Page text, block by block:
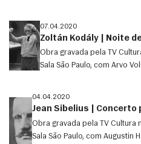
07.04.2020
Zoltán Kodály | Noite
Obra gravada pela TV
Sala São Paulo, com Arvo
04.04.2020
Jean Sibelius | Concerto
Obra gravada pela TV Cultura no dia 22 de março de 2019, na
Sala São Paulo, com Augustin